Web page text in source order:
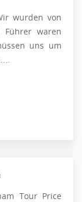
wurden von
waren
uns um
Tour Price